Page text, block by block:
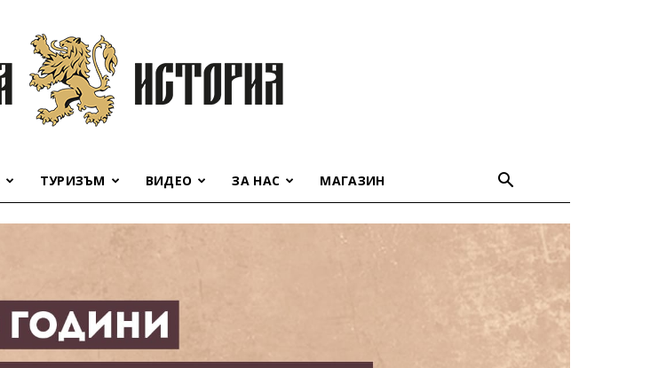
история
ТУРИЗЪМ ВИДЕО ЗА НАС МАГАЗИН